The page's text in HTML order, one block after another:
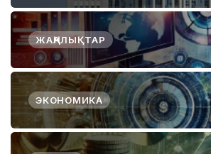
ЖАҢАЛЫҚТАР
ЭКОНОМИКА